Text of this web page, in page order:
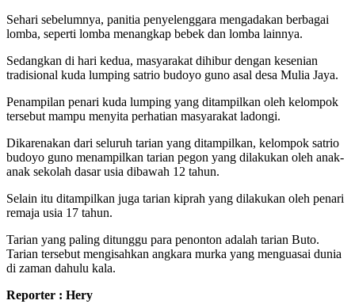
Sehari sebelumnya, panitia penyelenggara mengadakan berbagai
lomba, seperti lomba menangkap bebek dan lomba lainnya.
Sedangkan di hari kedua, masyarakat dihibur dengan kesenian
tradisional kuda lumping satrio budoyo guno asal desa Mulia Jaya.
Penampilan penari kuda lumping yang ditampilkan oleh kelompok
tersebut mampu menyita perhatian masyarakat ladongi.
Dikarenakan dari seluruh tarian yang ditampilkan, kelompok satrio
budoyo guno menampilkan tarian pegon yang dilakukan oleh anak-
anak sekolah dasar usia dibawah 12 tahun.
Selain itu ditampilkan juga tarian kiprah yang dilakukan oleh penari
remaja usia 17 tahun.
Tarian yang paling ditunggu para penonton adalah tarian Buto.
Tarian tersebut mengisahkan angkara murka yang menguasai dunia
di zaman dahulu kala.
Reporter : Hery